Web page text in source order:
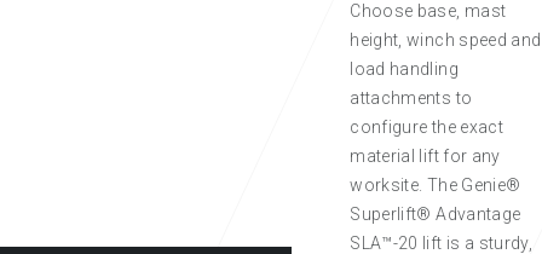
Choose base, mast
height, winch speed and
load handling
attachments to
configure the exact
material lift for any
worksite. The Genie®
Superlift® Advantage
SLA™-20 lift is a sturdy,